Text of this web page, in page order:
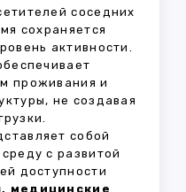
соседних
сохраняется
активности.
проживания и
не создавая
собой
с развитой
доступности
медицинские